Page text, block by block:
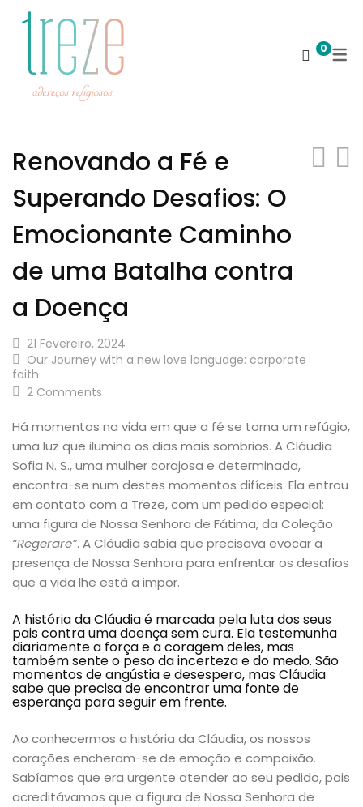
0
Renovando a Fé e
Superando Desafios: O
Emocionante Caminho
de uma Batalha contra
a Doença
21 Fevereiro, 2024
Our Journey with a new love language: corporate
faith
2 Comments
Há momentos na vida em que a fé se torna um refúgio,
uma luz que ilumina os dias mais sombrios. A Cláudia
Sofia N. S., uma mulher corajosa e determinada,
encontra-se num destes momentos difíceis. Ela entrou
em contato com a Treze, com um pedido especial:
uma figura de Nossa Senhora de Fátima, da Coleção
“Regerare”. A Cláudia sabia que precisava evocar a
presença de Nossa Senhora para enfrentar os desafios
que a vida lhe está a impor.
A história da Cláudia é marcada pela luta dos seus
pais contra uma doença sem cura. Ela testemunha
diariamente a força e a coragem deles, mas
também sente o peso da incerteza e do medo. São
momentos de angústia e desespero, mas Cláudia
sabe que precisa de encontrar uma fonte de
esperança para seguir em frente.
Ao conhecermos a história da Cláudia, os nossos
corações encheram-se de emoção e compaixão.
Sabíamos que era urgente atender ao seu pedido, pois
acreditávamos que a figura de Nossa Senhora de